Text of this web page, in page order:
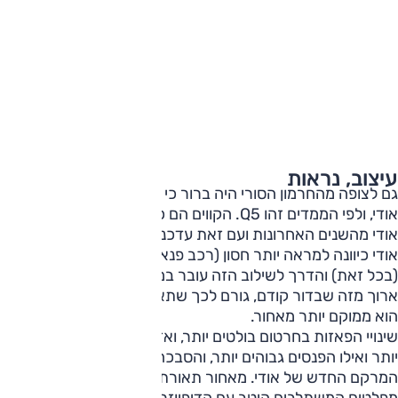
עיצוב, נראות
גם לצופה מהחרמון הסורי היה ברור כי מדובר בדגם פנאי של
אודי, ולפי הממדים זהו Q5. הקווים הם כשל דגמים קרובים של
אודי מהשנים האחרונות ועם זאת עדכניים לפי אלה החדשים.
אודי כיוונה למראה יותר חסון (רכב פנאי) אך גם יותר ספורטיבי
(בכל זאת) והדרך לשילוב הזה עובר במכסה מנוע גבוה שנראה
ארוך מזה שבדור קודם, גורם לכך שתא הנוסעים נראה כאילו
הוא ממוקם יותר מאחור.
שינויי הפאזות בחרטום בולטים יותר, ואזור הסבכה משופע ונמוך
יותר ואילו הפנסים גבוהים יותר, והסבכה עצמה אגרסיבית בשל